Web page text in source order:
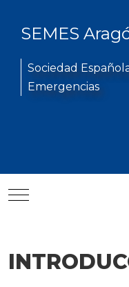
SEMES
Sociedad
Emergencias
Mobile Menu Toggle